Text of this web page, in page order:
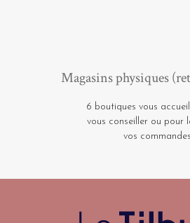
Magasins physiques
6 boutiques vous
vous conseiller ou pour
vos commandes